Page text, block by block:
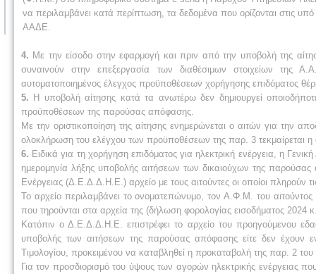
να περιλαμβάνει κατά περίπτωση, τα δεδομένα που ορίζονται στις
ΑΑΔΕ.
4. Με την είσοδο στην εφαρμογή και πριν από την υποβολή της
συναινούν στην επεξεργασία των διαθέσιμων στοιχείων της
αυτοματοποιημένος έλεγχος προϋποθέσεων χορήγησης επιδόματος
5. Η υποβολή αίτησης κατά τα ανωτέρω δεν δημιουργεί
προϋποθέσεων της παρούσας απόφασης.
Με την οριστικοποίηση της αίτησης ενημερώνεται ο αιτών για την
ολοκλήρωση του ελέγχου των προϋποθέσεων της παρ. 3 τεκμαίρεται
6. Ειδικά για τη χορήγηση επιδόματος για ηλεκτρική ενέργεια, η
ημερομηνία λήξης υποβολής αιτήσεων των δικαιούχων της παρούσας
Ενέργειας (Δ.Ε.Δ.Δ.Η.Ε.) αρχείο με τους αιτούντες οι οποίοι πληρούν
Το αρχείο περιλαμβάνει το ονοματεπώνυμο, τον Α.Φ.Μ. του
που τηρούνται στα αρχεία της (δήλωση φορολογίας εισοδήματος 2024
Κατόπιν ο Δ.Ε.Δ.Δ.Η.Ε. επιστρέφει το αρχείο του προηγούμενου
υποβολής των αιτήσεων της παρούσας απόφασης είτε δεν έχουν
Τιμολογίου, προκειμένου να καταβληθεί η προκαταβολή της παρ. 2
Για τον προσδιορισμό του ύψους των αγορών ηλεκτρικής ενέργειας